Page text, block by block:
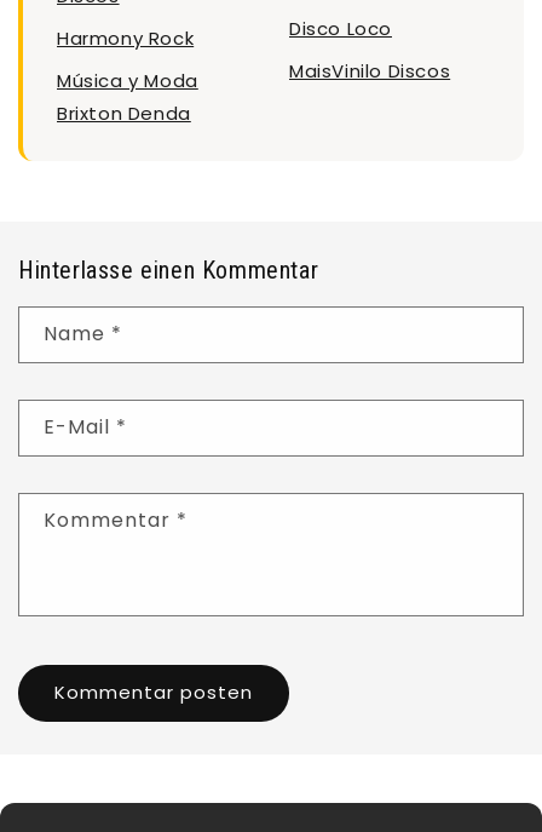
Harmony Rock
Música y Moda
Brixton Denda
Disco Loco
MaisVinilo Discos
Hinterlasse einen Kommentar
Name *
E-Mail *
Kommentar *